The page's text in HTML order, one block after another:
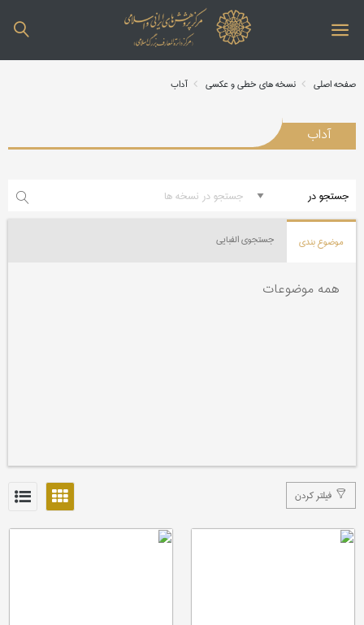
صفحه اصلی نسخه های خطی و عکسی آداب
آداب
موضوع بندی جستجوی الفبایی
همه موضوعات
فیلتر کردن